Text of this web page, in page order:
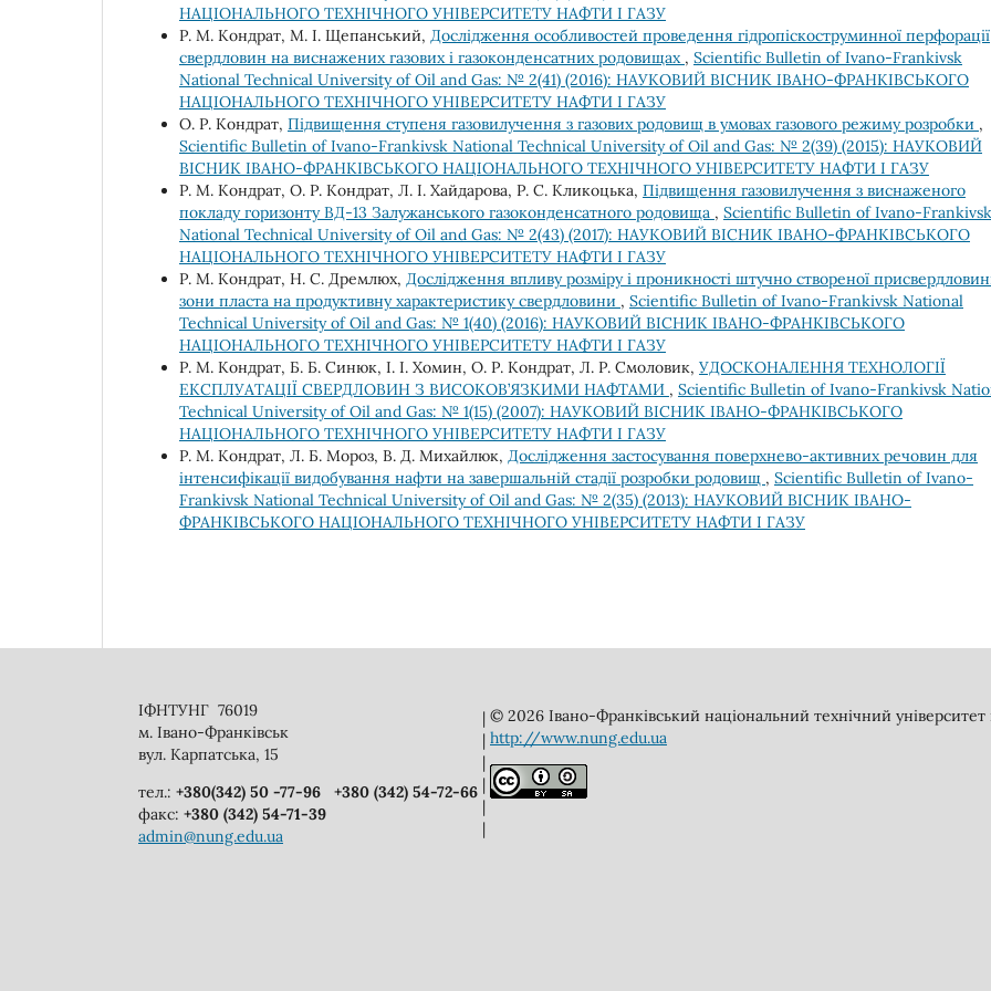
НАЦІОНАЛЬНОГО ТЕХНІЧНОГО УНІВЕРСИТЕТУ НАФТИ І ГАЗУ
Р. М. Кондрат, М. І. Щепанський, Дослідження особливостей проведення гідропіскоструминної перфорації
свердловин на виснажених газових і газоконденсатних родовищах , Scientific Bulletin of Ivano-Frankivsk
National Technical University of Oil and Gas: № 2(41) (2016): НАУКОВИЙ ВІСНИК ІВАНО-ФРАНКІВСЬКОГО
НАЦІОНАЛЬНОГО ТЕХНІЧНОГО УНІВЕРСИТЕТУ НАФТИ І ГАЗУ
О. Р. Кондрат, Підвищення ступеня газовилучення з газових родовищ в умовах газового режиму розробки ,
Scientific Bulletin of Ivano-Frankivsk National Technical University of Oil and Gas: № 2(39) (2015): НАУКОВИЙ
ВІСНИК ІВАНО-ФРАНКІВСЬКОГО НАЦІОНАЛЬНОГО ТЕХНІЧНОГО УНІВЕРСИТЕТУ НАФТИ І ГАЗУ
Р. М. Кондрат, О. Р. Кондрат, Л. І. Хайдарова, Р. С. Кликоцька, Підвищення газовилучення з виснаженого
покладу горизонту ВД-13 Залужанського газоконденсатного родовища , Scientific Bulletin of Ivano-Frankivsk
National Technical University of Oil and Gas: № 2(43) (2017): НАУКОВИЙ ВІСНИК ІВАНО-ФРАНКІВСЬКОГО
НАЦІОНАЛЬНОГО ТЕХНІЧНОГО УНІВЕРСИТЕТУ НАФТИ І ГАЗУ
Р. М. Кондрат, Н. С. Дремлюх, Дослідження впливу розміру і проникності штучно створеної
зони пласта на продуктивну характеристику свердловини , Scientific Bulletin of Ivano-Frankivsk National
Technical University of Oil and Gas: № 1(40) (2016): НАУКОВИЙ ВІСНИК ІВАНО-ФРАНКІВСЬКОГО
НАЦІОНАЛЬНОГО ТЕХНІЧНОГО УНІВЕРСИТЕТУ НАФТИ І ГАЗУ
Р. М. Кондрат, Б. Б. Синюк, І. І. Хомин, О. Р. Кондрат, Л. Р. Смоловик, УДОСКОНАЛЕННЯ ТЕХНОЛОГІЇ
ЕКСПЛУАТАЦІЇ СВЕРДЛОВИН З ВИСОКОВ’ЯЗКИМИ НАФТАМИ , Scientific Bulletin of Ivano-Frankivsk
Technical University of Oil and Gas: № 1(15) (2007): НАУКОВИЙ ВІСНИК ІВАНО-ФРАНКІВСЬКОГО
НАЦІОНАЛЬНОГО ТЕХНІЧНОГО УНІВЕРСИТЕТУ НАФТИ І ГАЗУ
Р. М. Кондрат, Л. Б. Мороз, В. Д. Михайлюк, Дослідження застосування поверхнево-активних речовин для
інтенсифікації видобування нафти на завершальній стадії розробки родовищ , Scientific Bulletin of Ivano-
Frankivsk National Technical University of Oil and Gas: № 2(35) (2013): НАУКОВИЙ ВІСНИК ІВАНО-
ФРАНКІВСЬКОГО НАЦІОНАЛЬНОГО ТЕХНІЧНОГО УНІВЕРСИТЕТУ НАФТИ І ГАЗУ
ІФНТУНГ 76019
м. Івано-Франківськ
вул. Карпатська, 15
тел.: +380(342) 50 -77-96
+380 (342) 54-72-66
факс: +380 (342) 54-71-39
admin@nung.edu.ua
|
|
|
|
|
|
© 2026 Івано-Франківський національний технічний
http://www.nung.edu.ua